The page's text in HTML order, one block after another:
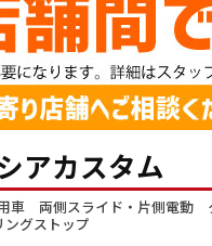
アカスタム
車 両側スライド・片側電
グストップ